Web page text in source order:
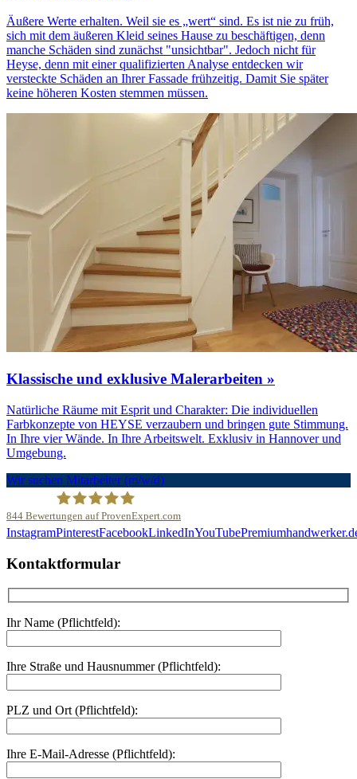
Äußere Werte erhalten. Weil sie es „wert“ sind. Es ist nie zu früh,
sich mit dem äußeren Kleid seines Hause zu beschäftigen, denn
manche Schäden sind zunächst "unsichtbar". Jedoch nicht für
Heyse, denn mit einer qualifizierten Analyse entdecken wir
versteckte Schäden an Ihrer Fassade frühzeitig. Damit Sie später
keine höheren Kosten stemmen müssen.
Klassische und exklusive Malerarbeiten »
Natürliche Räume mit Esprit und Charakter: Die individuellen
Farbkonzepte von HEYSE verzaubern und bringen gute Stimmung.
In Ihre vier Wände. In Ihre Arbeitswelt. Exklusiv in Hannover und
Umgebung.
Wir suchen Mitarbeiter (m/w/d)
844 Bewertungen auf ProvenExpert.com
InstagramPinterestFacebookLinkedInYouTube
Kontaktformular
Ihr Name (Pflichtfeld):
Ihre Straße und Hausnummer (Pflichtfeld):
PLZ und Ort (Pflichtfeld):
Ihre E-Mail-Adresse (Pflichtfeld):